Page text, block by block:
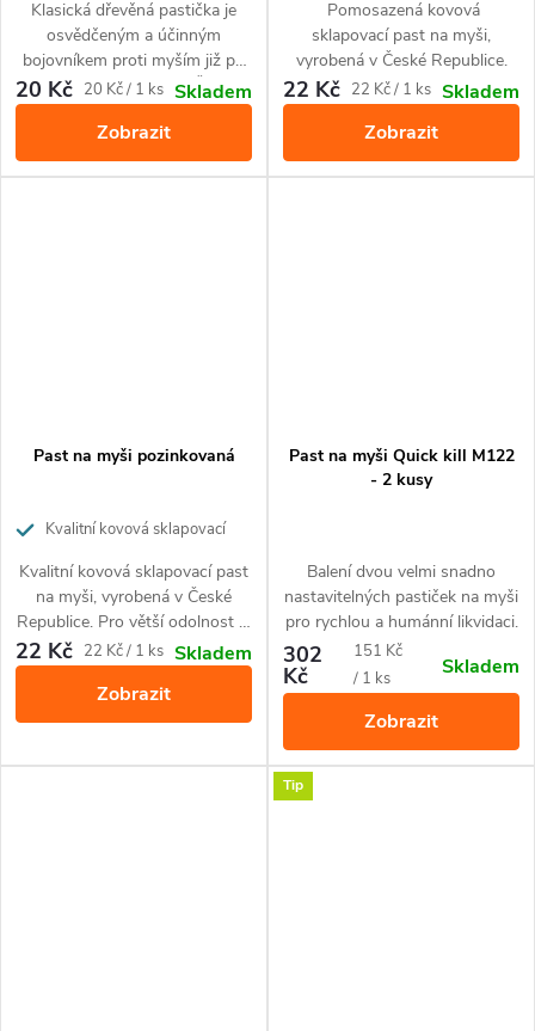
republice
Klasická dřevěná pastička je
osvědčeným a účinným
bojovníkem proti myším již po
desetiletí. Vyrobena v České
republice.
20 Kč Měrná
20 Kč / 1 ks Skladem
Zobrazit
v České Republice.
Pomosazená kovová
sklapovací past na myši,
vyrobená v České Republice.
22 Kč Měrná
22 Kč / 1 ks Skladem
Zobrazit
Past na myši pozinkovaná
Kvalitní kovová sklapovací
Republice
Kvalitní kovová sklapovací past
na myši, vyrobená v České
Republice. Pro větší odolnost je
past ošetřena pozinkováním. Z
pastí které máme v nabídce, má
právě pozinkovaná největší
odolnost proti vlhkosti a je tedy
prostředí.
22 Kč Měrná
22 Kč / 1 ks Skladem
Zobrazit
Past na myši Quick kill M122
- 2 kusy
Balení dvou velmi snadno
nastavitelných pastiček na myši
pro rychlou a humánní likvidaci.
302
Kč
Měrná
cena:
151 Kč
/ 1 ks
Skladem
Zobrazit
Tip